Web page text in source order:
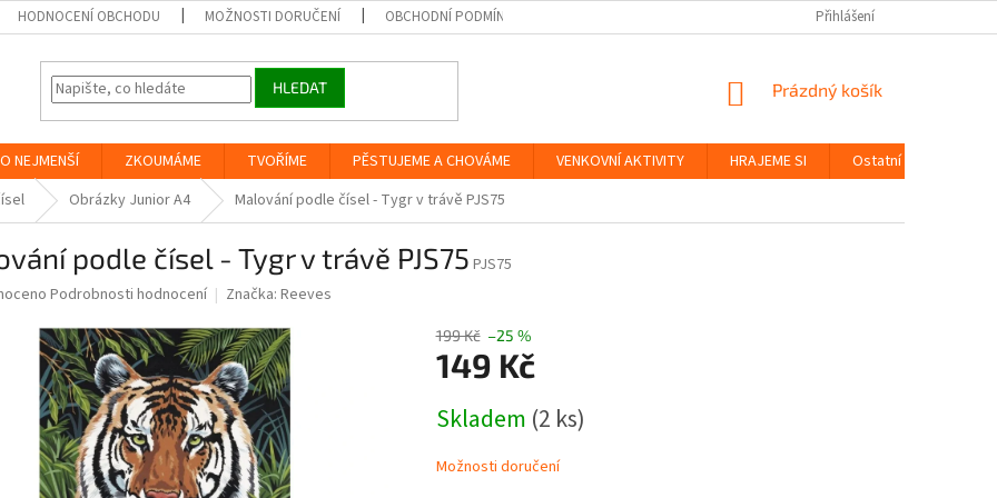
HODNOCENÍ OBCHODU MOŽNOSTI DORUČENÍ OBCHODNÍ PODMÍNKY ZÁSADY OCHRANY
Přihlášení
HLEDAT
NÁKUPNÍ
Prázdný košík
NEJMENŠÍ ZKOUMÁME TVOŘÍME PĚSTUJEME A CHOVÁME VENKOVNÍ AKTIVITY HRAJEME SI Ostatní
Obrázky Junior A4 Malování podle čísel - Tygr v trávě PJS75
podle čísel - Tygr v trávě PJS75 PJS75
Podrobnosti hodnocení Značka: Reeves
199 Kč –25 %
149 Kč
cena:
Skladem (2 ks)
Možnosti doručení